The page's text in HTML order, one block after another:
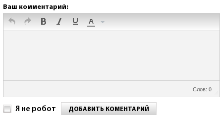
Ваш комментарий:
Слов: 0
Я не робот ДОБАВИТЬ КОМЕНТАРИЙ